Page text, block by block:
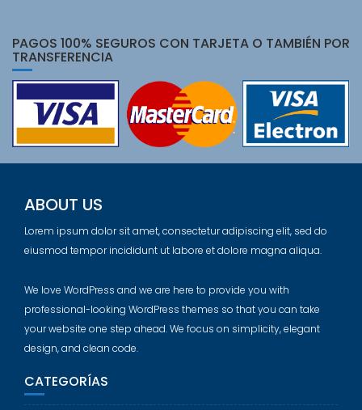
PAGOS 100% SEGUROS CON TARJETA O TAMBIÉN POR
TRANSFERENCIA
ABOUT US
Lorem ipsum dolor sit amet, consectetur adipiscing elit, sed do
eiusmod tempor incididunt ut labore et dolore magna aliqua.
We love WordPress and we are here to provide you with
professional-looking WordPress themes so that you can take
your website one step ahead. We focus on simplicity, elegant
design, and clean code.
CATEGORÍAS